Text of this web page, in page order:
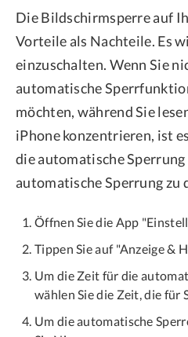
Die Bildschirmsperre auf
Vorteile als Nachteile. Es
einzuschalten. Wenn Sie
automatische
möchten, während Sie
iPhone konzentrieren, ist
die automatische
automatische Sperrung zu
Öffnen Sie die App
Tippen Sie auf "Anzeige &
Um die Zeit für die
wählen Sie die Zeit, die für
Um die automatische